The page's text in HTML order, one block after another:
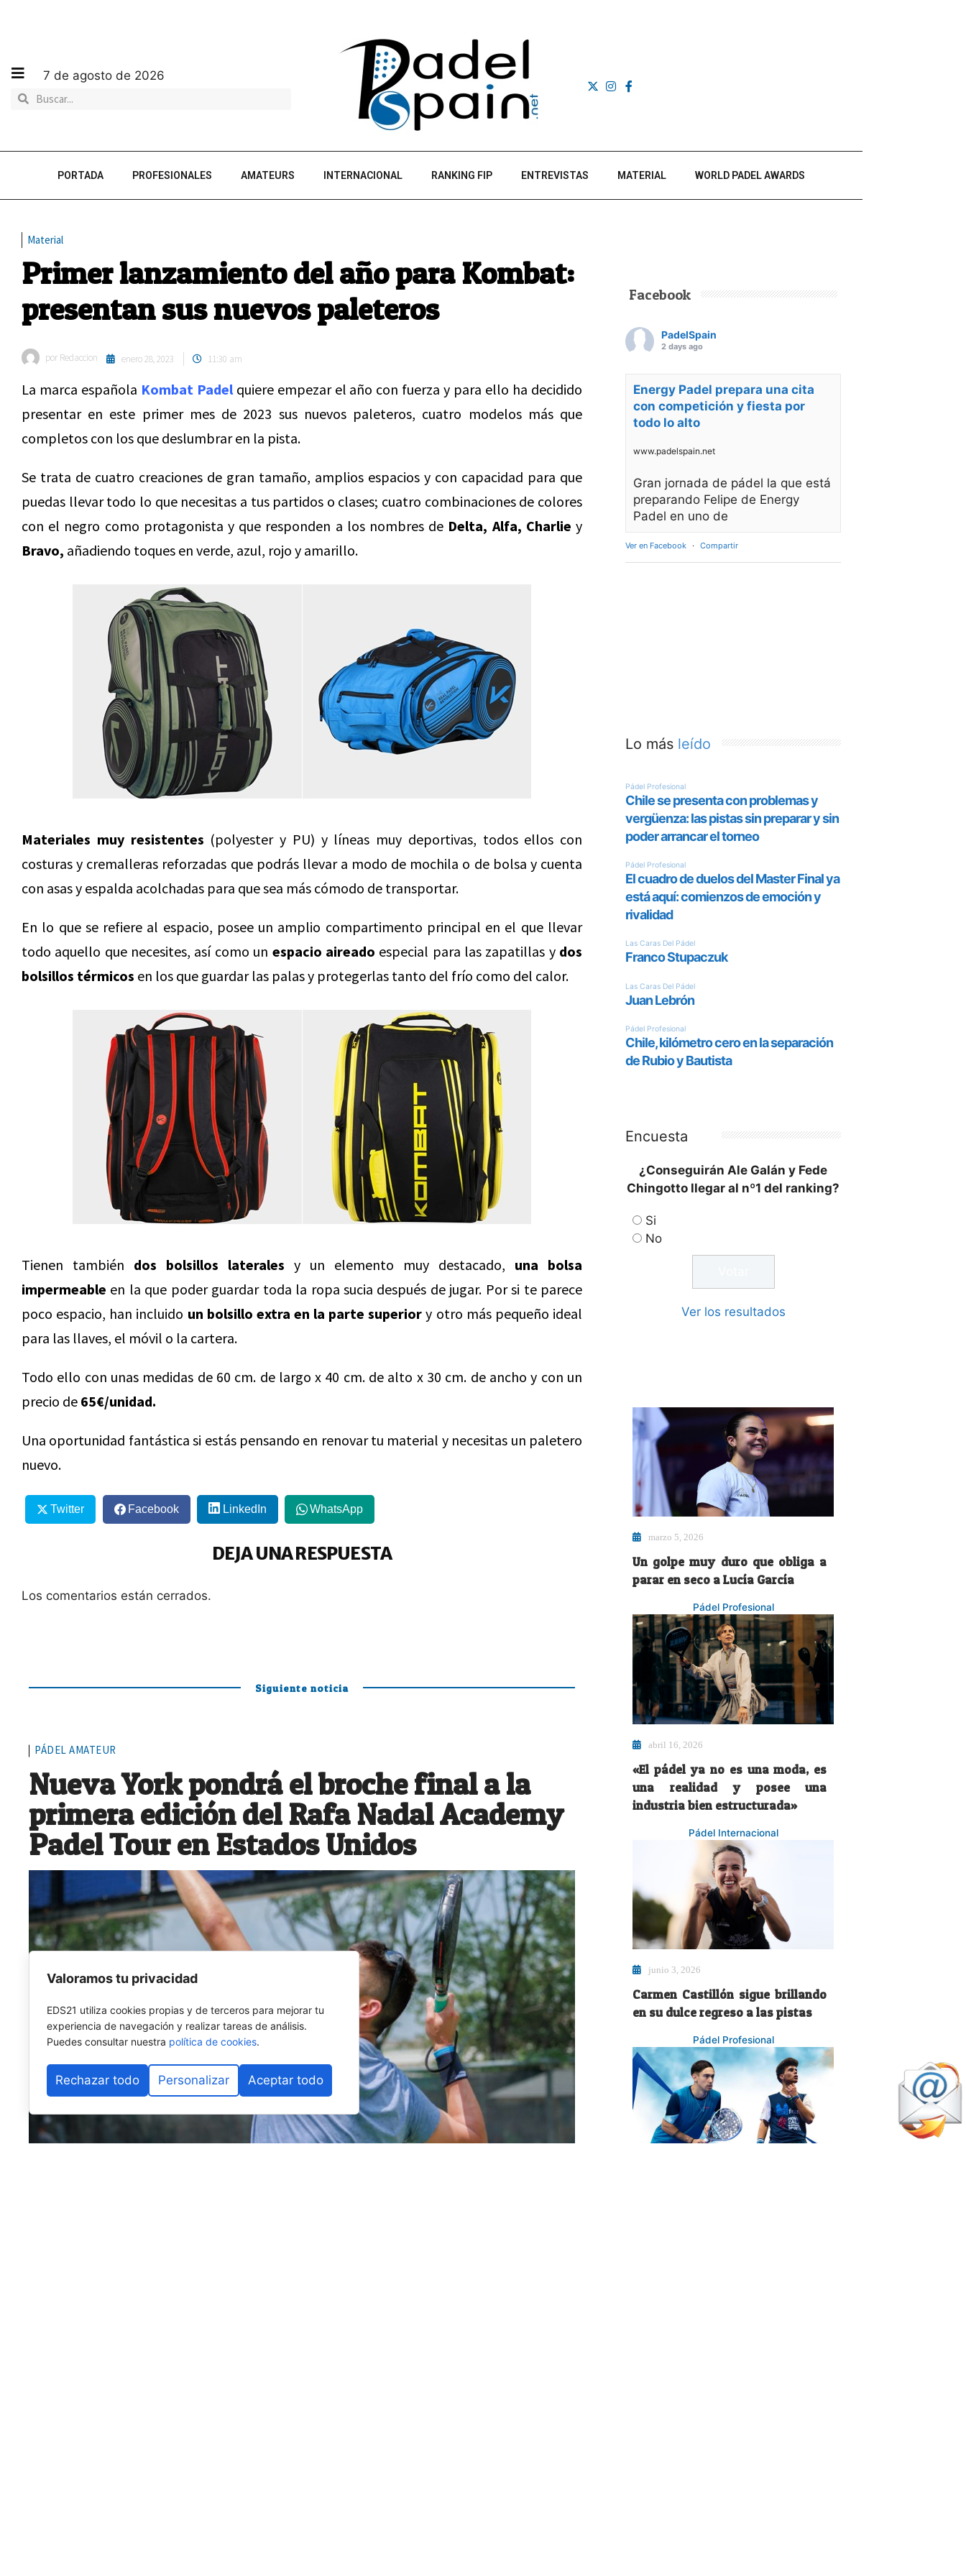
7 de agosto de 2026
PORTADA PROFESIONALES AMATEURS INTERNACIONAL RANKING FIP ENTREVISTAS MATERIAL WORLD PADEL AWARDS
Material
Primer lanzamiento del año para Kombat:
presentan sus nuevos paleteros
por Redaccion enero 28, 2023 11:30 am
La marca española Kombat Padelquiere empezar el año con fuerza y para ello ha decidido
presentar en este primer mes de 2023 sus nuevos paleteros, cuatro modelos más que
completos con los que deslumbrar en la pista.
Se trata de cuatro creaciones de gran tamaño, amplios espacios y con capacidad para que
puedas llevar todo lo que necesitas a tus partidos o clases; cuatro combinaciones de colores
con el negro como protagonista y que responden a los nombres de Delta, Alfa, Charlie y
Bravo, añadiendo toques en verde, azul, rojo y amarillo.
Materiales muy resistentes (polyester y PU) y líneas muy deportivas, todos ellos con
costuras y cremalleras reforzadas que podrás llevar a modo de mochila o de bolsa y cuenta
con asas y espalda acolchadas para que sea más cómodo de transportar.
En lo que se refiere al espacio, posee un amplio compartimento principal en el que llevar
todo aquello que necesites, así como un espacio aireado especial para las zapatillas y dos
bolsillos térmicos en los que guardar las palas y protegerlas tanto del frío como del calor.
Tienen también dos bolsillos laterales y un elemento muy destacado, una bolsa
impermeable en la que poder guardar toda la ropa sucia después de jugar. Por si te parece
poco espacio, han incluido un bolsillo extra en la parte superior y otro más pequeño ideal
para las llaves, el móvil o la cartera.
Todo ello con unas medidas de 60 cm. de largo x 40 cm. de alto x 30 cm. de ancho y con un
precio de 65€/unidad.
Una oportunidad fantástica si estás pensando en renovar tu material y necesitas un paletero
nuevo.
Twitter Facebook LinkedIn WhatsApp
DEJA UNA RESPUESTA
Los comentarios están cerrados.
Siguiente noticia
PÁDEL AMATEUR
Nueva York pondrá el broche final a la
primera edición del Rafa Nadal Academy
Padel Tour en Estados Unidos
Facebook
PadelSpain
2 days ago
Energy Padel prepara una cita
con competición y fiesta por
todo lo alto
www.padelspain.net
Gran jornada de pádel la que está
preparando Felipe de Energy
Padel en uno de
Ver en Facebook · Compartir
Lo más leído
Encuesta
¿Conseguirán Ale Galán y Fede
Chingotto llegar al nº1 del ranking?
Si
No
Ver los resultados
marzo 5, 2026
Un golpe muy duro que obliga a
parar en seco a Lucía García
Pádel Profesional
abril 16, 2026
«El pádel ya no es una moda, es
una realidad y posee una
industria bien estructurada»
Pádel Internacional
junio 3, 2026
Carmen Castillón sigue brillando
en su dulce regreso a las pistas
Pádel Profesional
Valoramos tu privacidad
EDS21 utiliza cookies propias y de terceros para mejorar tu
experiencia de navegación y realizar tareas de análisis.
Puedes consultar nuestra política de cookies.
Rechazar todo Personalizar Aceptar todo